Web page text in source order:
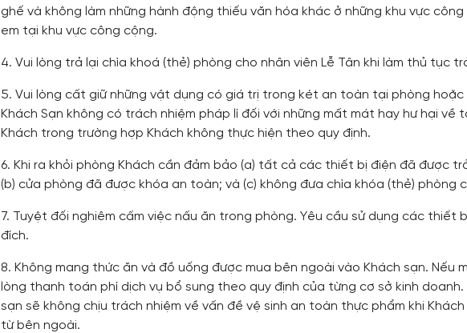
ghế và không làm những hành động thiếu văn hóa khác ở những khu vực
em tại khu vực công cộng.
4. Vui lòng trả lại chìa khoá (thẻ) phòng cho nhân viên Lễ Tân khi làm thủ tục
5. Vui lòng cất giữ những vật dụng có giá trị trong két an toàn tại phòng hoặc
Khách Sạn không có trách nhiệm pháp lí đối với những mất mát hay hư hại về
Khách trong trường hợp Khách không thực hiện theo quy định.
6. Khi ra khỏi phòng Khách cần đảm bảo (a) tất cả các thiết bị điện đã được
(b) cửa phòng đã được khóa an toàn; và (c) không đưa chìa khóa (thẻ) phòng
7. Tuyệt đối nghiêm cấm việc nấu ăn trong phòng. Yêu cầu sử dụng các thiết
đích.
8. Không mang thức ăn và đồ uống được mua bên ngoài vào Khách sạn. Nếu
lòng thanh toán phí dịch vụ bổ sung theo quy định của từng cơ sở kinh
sạn sẽ không chịu trách nhiệm về vấn đề vệ sinh an toàn thực phẩm khi
từ bên ngoài.